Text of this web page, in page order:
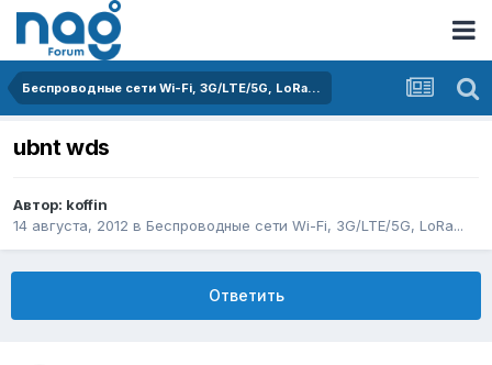
Беспроводные сети Wi-Fi, 3G/LTE/5G, LoRa...
ubnt wds
Автор: koffin
14 августа, 2012 в Беспроводные сети Wi-Fi, 3G/LTE/5G, LoRa...
Ответить